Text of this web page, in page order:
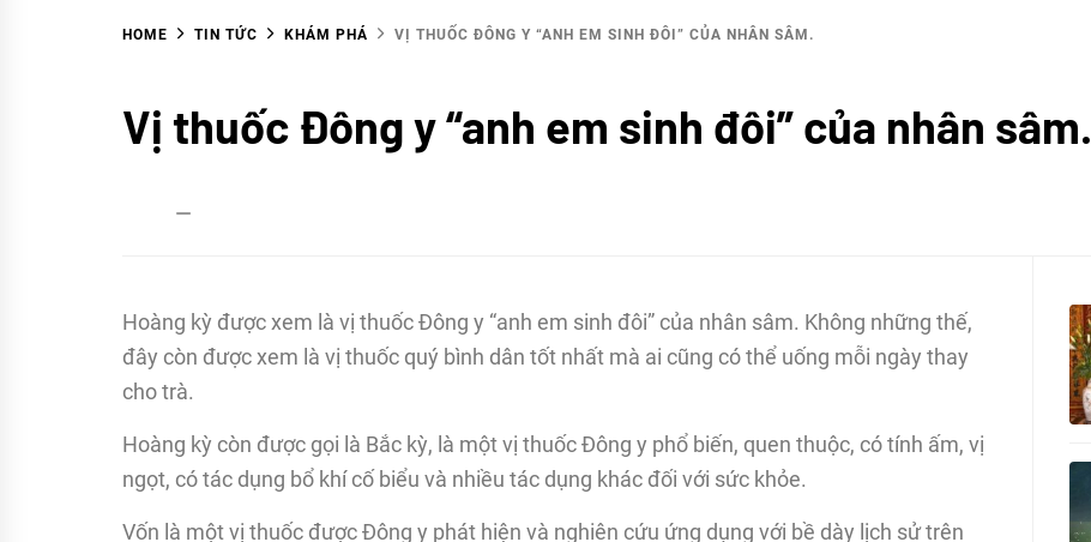
HOME TIN TỨC KHÁM PHÁ VỊ THUỐC ĐÔNG Y “ANH EM SINH ĐÔI” CỦA NHÂN SÂM.
phá
TIN
Vị thuốc Đông y “anh em sinh đôi” của nhân sâm.
admin
Hoàng kỳ được xem là vị thuốc Đông y “anh em sinh đôi” của nhân sâm. Không những thế,
đây còn được xem là vị thuốc quý bình dân tốt nhất mà ai cũng có thể uống mỗi ngày thay
cho trà.
Hoàng kỳ còn được gọi là Bắc kỳ, là một vị thuốc Đông y phổ biến, quen thuộc, có tính ấm, vị
ngọt, có tác dụng bổ khí cố biểu và nhiều tác dụng khác đối với sức khỏe.
Vốn là một vị thuốc được Đông y phát hiện và nghiên cứu ứng dụng với bề dày lịch sử trên